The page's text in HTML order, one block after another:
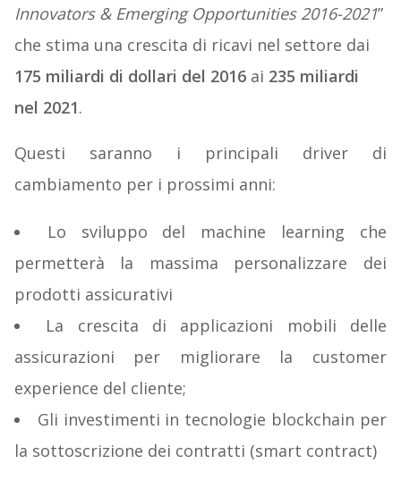
Innovators & Emerging Opportunities 2016-2021”
che stima una crescita di ricavi nel settore dai
175 miliardi di dollari del 2016ai 235 miliardi
nel 2021.
Questi saranno i principali driver di
cambiamento per i prossimi anni:
Lo sviluppo del machine learning che
permetterà la massima personalizzare dei
prodotti assicurativi
La crescita di applicazioni mobili delle
assicurazioni per migliorare la customer
experience del cliente;
Gli investimenti in tecnologie blockchain per
la sottoscrizione dei contratti (smart contract)